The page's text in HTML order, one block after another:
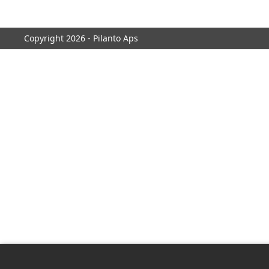
Copyright 2026 - Pilanto Aps